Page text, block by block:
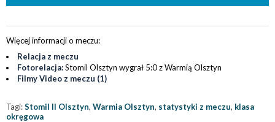
Więcej informacji o meczu:
Relacja z meczu
Fotorelacja:Stomil Olsztyn wygrał 5:0 z Warmią Olsztyn
Filmy Video z meczu (1)
Tagi:Stomil II Olsztyn, Warmia Olsztyn, statystyki z meczu, klasa
okręgowa